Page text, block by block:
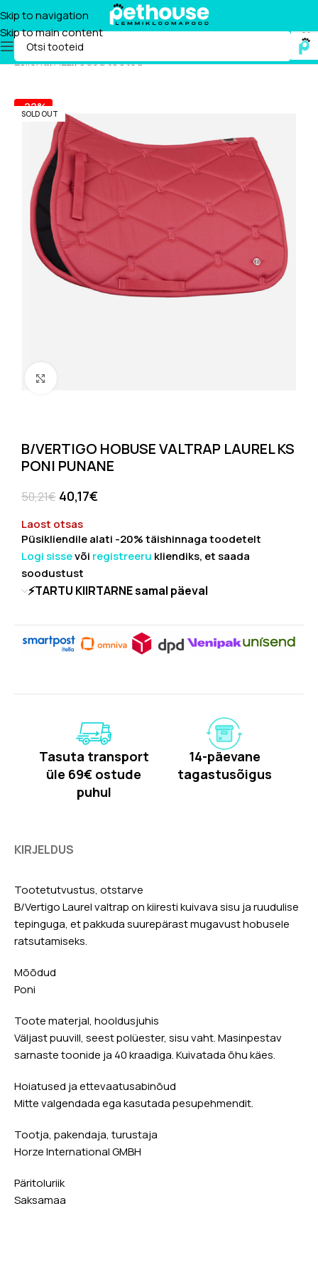
Skip to navigation
Skip to main content
Esileht/ ALE/ Uued tooted
SOLD OUT
-22%
B/VERTIGO HOBUSE VALTRAP LAUREL KS
PONI PUNANE
50,21€ 40,17€
Laost otsas
Püsikliendile alati -20% täishinnaga toodetelt
Logi sissevõi registreeru kliendiks, et saada
soodustust
⚡TARTU KIIRTARNE samal päeval
Tasuta transport
üle 69€ ostude
puhul
14-päevane
tagastusõigus
KIRJELDUS
Tootetutvustus, otstarve
B/Vertigo Laurel valtrap on kiiresti kuivava sisu ja ruudulise
tepinguga, et pakkuda suurepärast mugavust hobusele
ratsutamiseks.
Mõõdud
Poni
Toote materjal, hooldusjuhis
Väljast puuvill, seest polüester, sisu vaht. Masinpestav
sarnaste toonide ja 40 kraadiga. Kuivatada õhu käes.
Hoiatused ja ettevaatusabinõud
Mitte valgendada ega kasutada pesupehmendit.
Tootja, pakendaja, turustaja
Horze International GMBH
Päritoluriik
Saksamaa